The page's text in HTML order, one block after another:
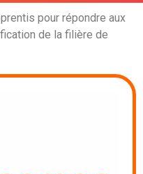
pour répondre aux
de la filière de